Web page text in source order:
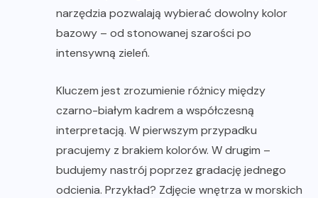
narzędzia pozwalają wybierać dowolny kolor
bazowy – od stonowanej szarości po
intensywną zieleń.
Kluczem jest zrozumienie różnicy między
czarno-białym kadrem a współczesną
interpretacją. W pierwszym przypadku
pracujemy z brakiem kolorów. W drugim –
budujemy nastrój poprzez gradację jednego
odcienia. Przykład? Zdjęcie wnętrza w morskich